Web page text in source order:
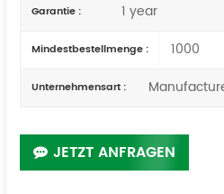
Garantie : 1 year
Mindestbestellmenge : 1000
Unternehmensart :
JETZT ANFRAGEN